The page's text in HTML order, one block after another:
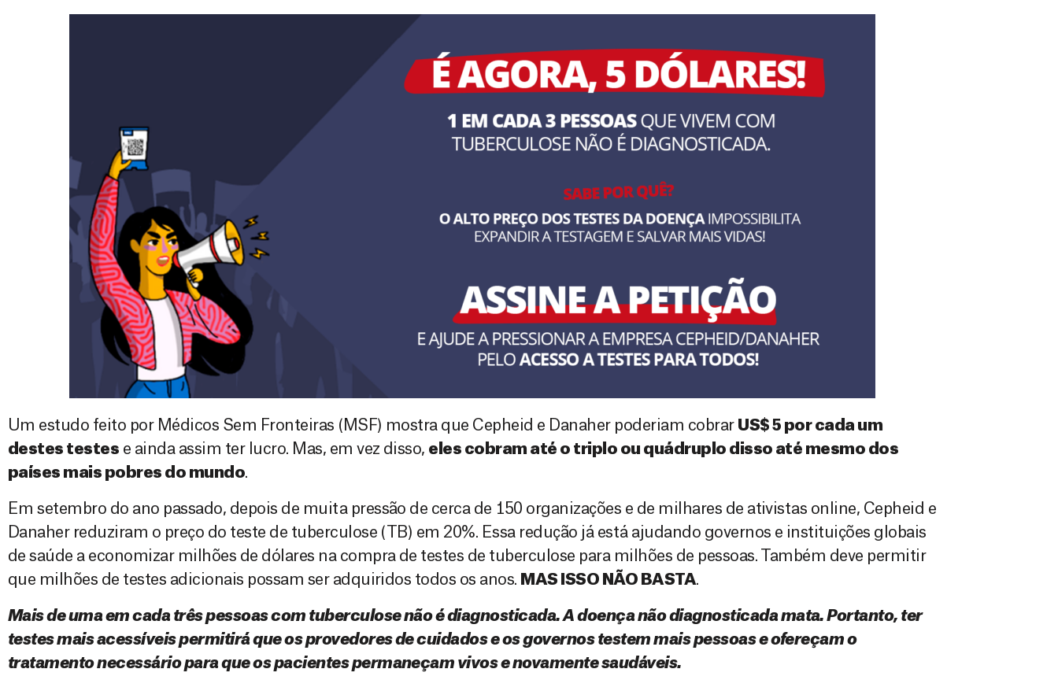
Um estudo feito por Médicos Sem Fronteiras (MSF) mostra que Cepheid e Danaher poderiam cobrar US$ 5 por cada um
destes testes e ainda assim ter lucro. Mas, em vez disso, eles cobram até o triplo ou quádruplo disso até mesmo dos
países mais pobres do mundo.
Em setembro do ano passado, depois de muita pressão de cerca de 150 organizações e de milhares de ativistas online, Cepheid e
Danaher reduziram o preço do teste de tuberculose (TB) em 20%. Essa redução já está ajudando governos e instituições globais
de saúde a economizar milhões de dólares na compra de testes de tuberculose para milhões de pessoas. Também deve permitir
que milhões de testes adicionais possam ser adquiridos todos os anos. MAS ISSO NÃO BASTA.
Mais de uma em cada três pessoas com tuberculose não é diagnosticada. A doença não diagnosticada mata. Portanto, ter
testes mais acessíveis permitirá que os provedores de cuidados e os governos testem mais pessoas e ofereçam o
tratamento necessário para que os pacientes permaneçam vivos e novamente saudáveis.